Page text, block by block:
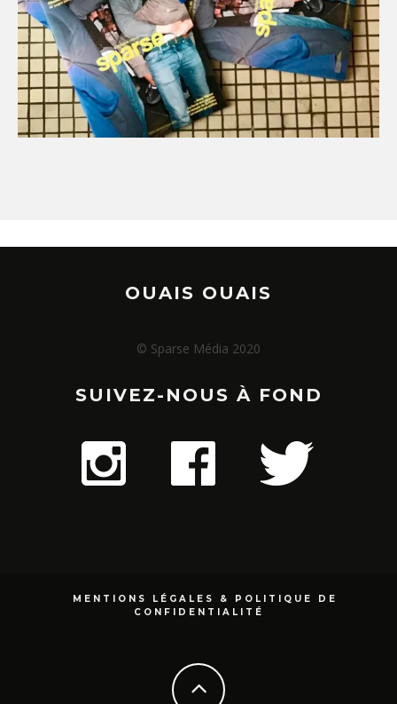
OUAIS OUAIS
© Sparse Média 2020
SUIVEZ-NOUS À FOND
MENTIONS LÉGALES & POLITIQUE DE
CONFIDENTIALITÉ